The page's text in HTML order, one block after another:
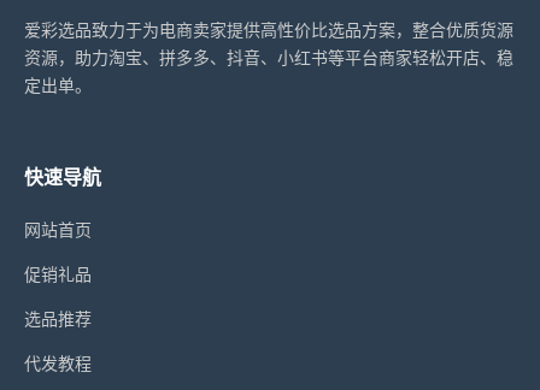
爱彩选品致力于为电商卖家提供高性价比选品方案，整合优质货源
资源，助力淘宝、拼多多、抖音、小红书等平台商家轻松开店、稳
定出单。
快速导航
网站首页
促销礼品
选品推荐
代发教程